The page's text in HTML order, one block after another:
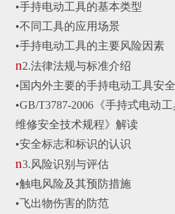
•手持电动工具的基本类型
•不同工具的应用场景
•手持电动工具的主要风险因素
n2.法律法规与标准介绍
•国内外主要的手持电动工具安
•GB/T3787-2006《手持式电动
维修安全技术规程》解读
•安全标志和标识的认识
n3.风险识别与评估
•触电风险及其预防措施
•飞出物伤害的防范